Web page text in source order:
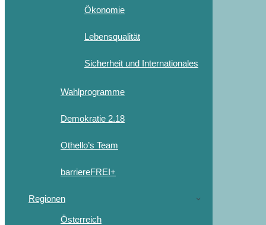
Ökonomie
Lebensqualität
Sicherheit und Internationales
Wahlprogramme
Demokratie 2.18
Othello’s Team
barriereFREI+
Regionen
Österreich